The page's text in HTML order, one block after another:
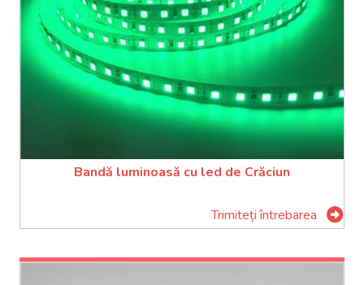
Bandă luminoasă cu led de Crăciun
Trimiteți întrebarea